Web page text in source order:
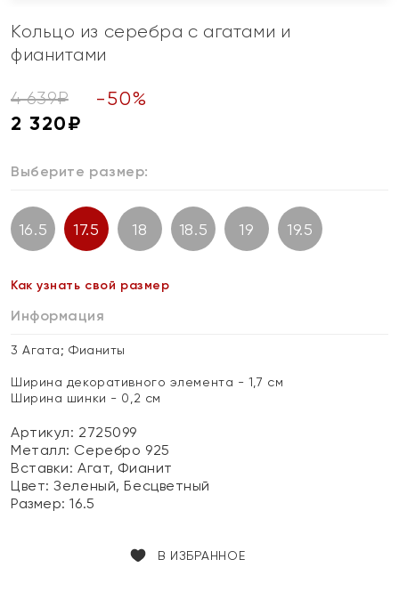
Кольцо из серебра с агатами и
фианитами
4 639₽ -50%
2 320₽
Выберите размер:
16.5 17.5 18 18.5 19 19.5
Как узнать свой размер
Информация
3 Агата; Фианиты
Ширина декоративного элемента - 1,7 см
Ширина шинки - 0,2 см
Артикул: 2725099
Металл: Серебро 925
Вставки:Агат, Фианит
Цвет:Зеленый, Бесцветный
Размер:16.5
В ИЗБРАННОЕ